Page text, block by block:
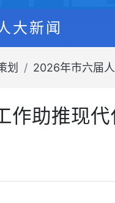
大新闻
划 2026年市六届
作助推现